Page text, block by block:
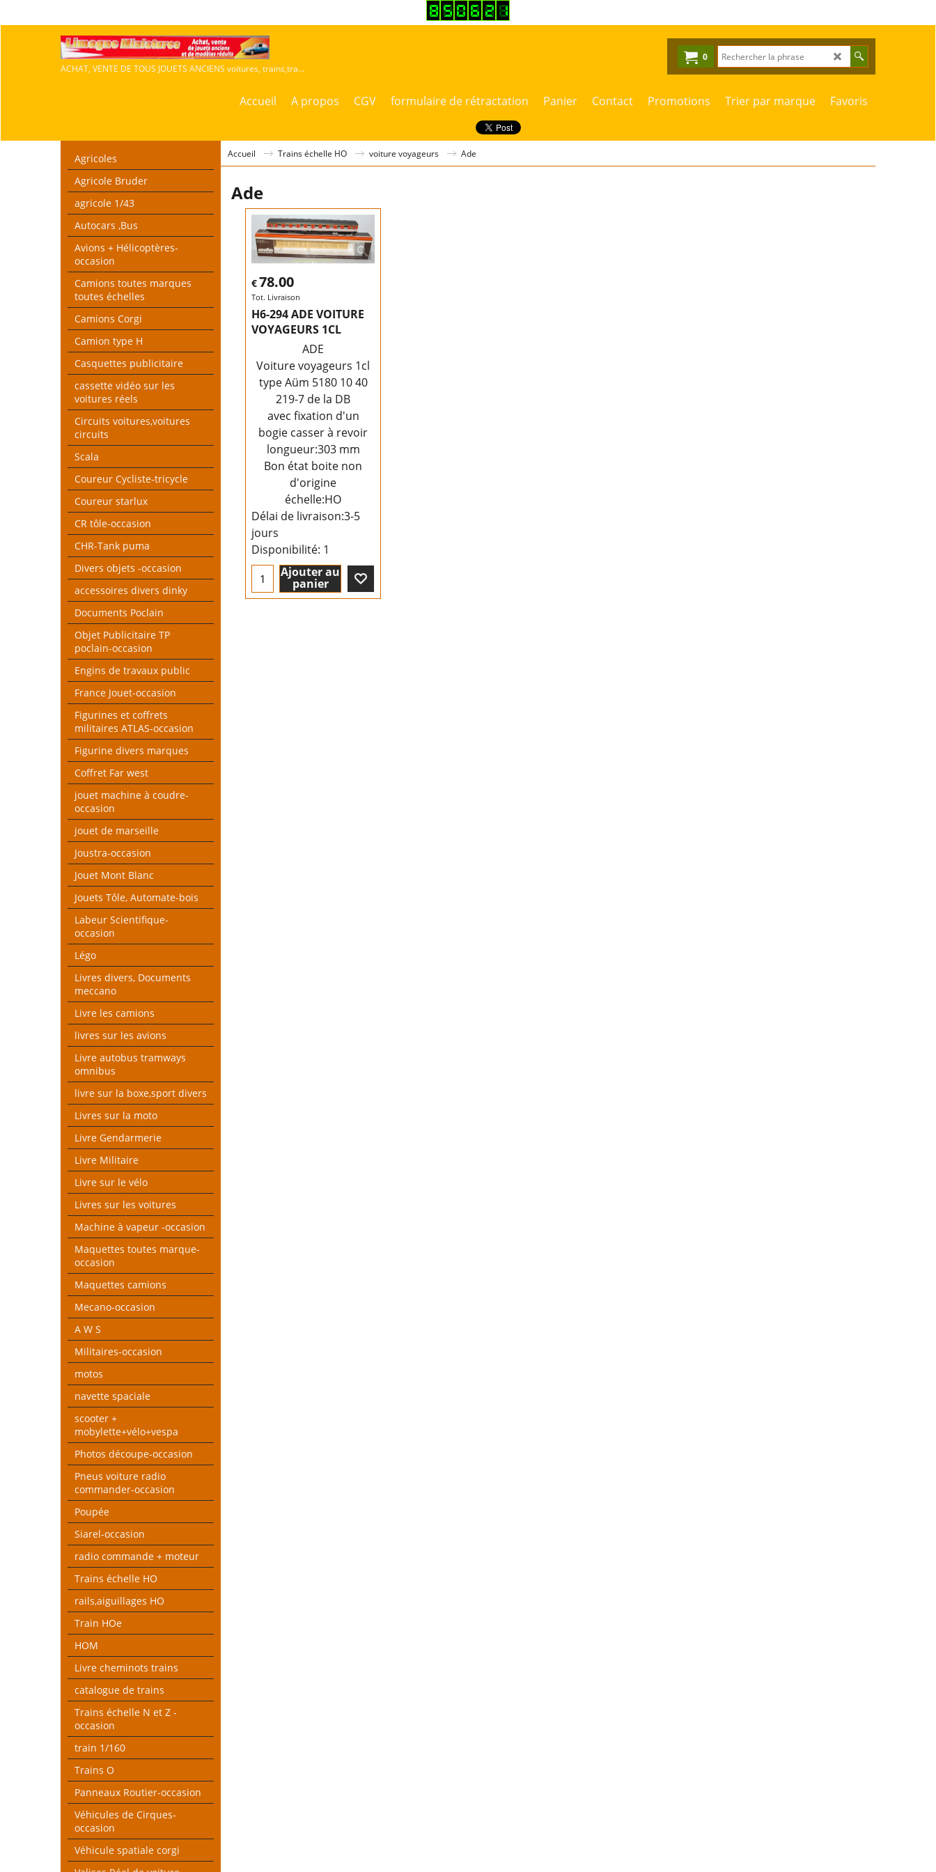
ACHAT, VENTE DE TOUS JOUETS ANCIENS voitures, trains,travaux publics,agricoles
0
Accueil A propos CGV formulaire de rétractation Panier Contact Promotions Trier par marque Favoris
Agricoles
Agricole Bruder
agricole 1/43
Autocars ,Bus
Avions + Hélicoptères-
occasion
Camions toutes marques
toutes échelles
Camions Corgi
Camion type H
Casquettes publicitaire
cassette vidéo sur les
voitures réels
Circuits voitures,voitures
circuits
Scala
Coureur Cycliste-tricycle
Coureur starlux
CR tôle-occasion
CHR-Tank puma
Divers objets -occasion
accessoires divers dinky
Documents Poclain
Objet Publicitaire TP
poclain-occasion
Engins de travaux public
France Jouet-occasion
Figurines et coffrets
militaires ATLAS-occasion
Figurine divers marques
Coffret Far west
jouet machine à coudre-
occasion
jouet de marseille
Joustra-occasion
Jouet Mont Blanc
Jouets Tôle, Automate-bois
Labeur Scientifique-
occasion
Légo
Livres divers, Documents
meccano
Livre les camions
livres sur les avions
Livre autobus tramways
omnibus
livre sur la boxe,sport divers
Livres sur la moto
Livre Gendarmerie
Livre Militaire
Livre sur le vélo
Livres sur les voitures
Machine à vapeur -occasion
Maquettes toutes marque-
occasion
Maquettes camions
Mecano-occasion
A W S
Militaires-occasion
motos
navette spaciale
scooter +
mobylette+vélo+vespa
Photos découpe-occasion
Pneus voiture radio
commander-occasion
Poupée
Siarel-occasion
radio commande + moteur
Trains échelle HO
rails,aiguillages HO
Train HOe
HOM
Livre cheminots trains
catalogue de trains
Trains échelle N et Z -
occasion
train 1/160
Trains O
Panneaux Routier-occasion
Véhicules de Cirques-
occasion
Véhicule spatiale corgi
Accueil Trains échelle HO voiture voyageurs Ade
Ade
€78.00
Tot. Livraison
H6-294 ADE VOITURE
VOYAGEURS 1CL
ADE
Voiture voyageurs 1cl
type Aüm 5180 10 40
219-7 de la DB
avec fixation d'un
bogie casser à revoir
longueur:303 mm
Bon état boite non
d'origine
échelle:HO
Délai de livraison:3-5
jours
Disponibilité: 1
Ajouter au
panier